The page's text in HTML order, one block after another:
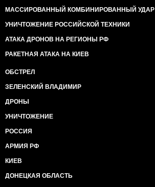
МАССИРОВАННЫЙ КОМБИНИРОВАННЫЙ УДАР
УНИЧТОЖЕНИЕ РОССИЙСКОЙ ТЕХНИКИ
АТАКА ДРОНОВ НА РЕГИОНЫ РФ
РАКЕТНАЯ АТАКА НА КИЕВ
ОБСТРЕЛ
ЗЕЛЕНСКИЙ ВЛАДИМИР
ДРОНЫ
УНИЧТОЖЕНИЕ
РОССИЯ
АРМИЯ РФ
КИЕВ
ДОНЕЦКАЯ ОБЛАСТЬ